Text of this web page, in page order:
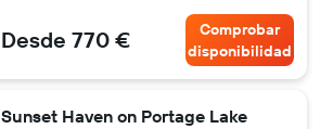
Desde 770 €
Comprobar
disponibilidad
Sunset Haven on Portage Lake